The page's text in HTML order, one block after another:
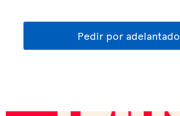
Pedir por adelantado